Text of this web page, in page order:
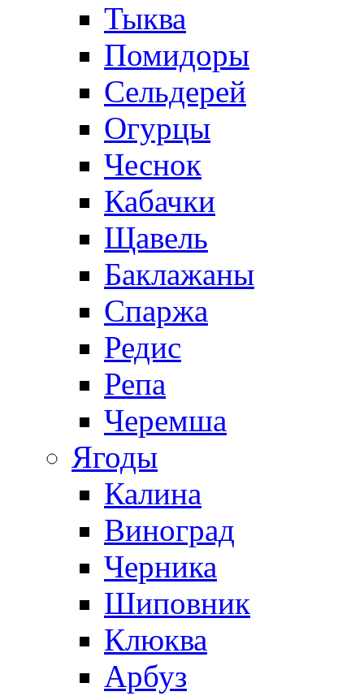
Тыква
Помидоры
Сельдерей
Огурцы
Чеснок
Кабачки
Щавель
Баклажаны
Спаржа
Редис
Репа
Черемша
Ягоды
Калина
Виноград
Черника
Шиповник
Клюква
Арбуз